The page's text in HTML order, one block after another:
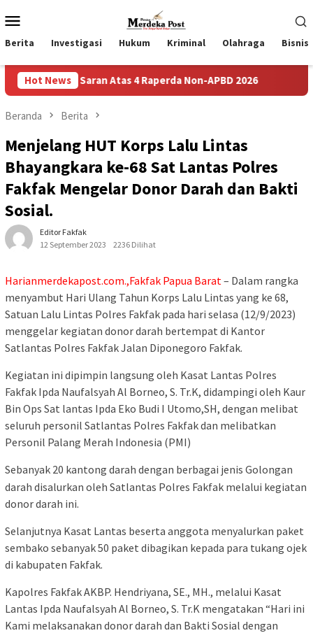
ke
kontenMobile
Berita Investigasi Hukum Kriminal Olahraga Bisnis
Hot News
Saran Atas 4 Raperda Non-APBD 2026 Pemdes
Beranda Berita
Menjelang HUT Korps Lalu Lintas
Bhayangkara ke-68 Sat Lantas Polres
Fakfak Mengelar Donor Darah dan Bakti
Sosial.
Editor Fakfak
12 September 2023
2236 Dilihat
Harianmerdekapost.com.,Fakfak Papua Barat– Dalam rangka
menyambut Hari Ulang Tahun Korps Lalu Lintas yang ke 68,
Satuan Lalu Lintas Polres Fakfak pada hari selasa (12/9/2023)
menggelar kegiatan donor darah bertempat di Kantor
Satlantas Polres Fakfak Jalan Diponegoro Fakfak.
Kegiatan ini dipimpin langsung oleh Kasat Lantas Polres
Fakfak Ipda Naufalsyah Al Borneo, S. Tr.K, didampingi oleh Kaur
Bin Ops Sat lantas Ipda Eko Budi I Utomo,SH, dengan melibat
seluruh personil Satlantas Polres Fakfak dan melibatkan
Personil Palang Merah Indonesia (PMI)
Sebanyak 20 kantong darah dengan berbagai jenis Golongan
darah disalurkan oleh Satlantas Polres Fakfak melalui kegiatan
donor darah ini.
Selanjutnya Kasat Lantas beserta anggota menyalurkan paket
sembako sebanyak 50 paket dibagikan kepada para tukang ojek
di kabupaten Fakfak.
Kapolres Fakfak AKBP. Hendriyana, SE., MH., melalui Kasat
Lantas Ipda Naufalsyah Al Borneo, S. Tr.K mengatakan “Hari ini
Kami melaksanakan donor darah dan Bakti Sosial dengan